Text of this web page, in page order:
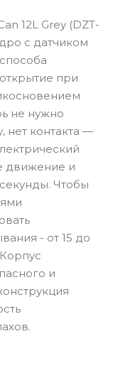
12L Grey (DZT-
с датчиком
при
не нужно
нет контакта —
движение и
Чтобы
- от 15 до
и